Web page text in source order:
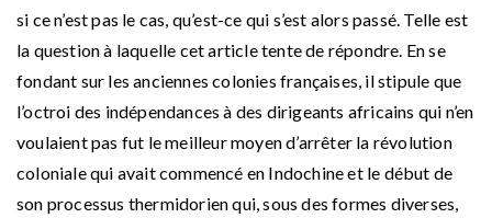
si ce n’est pas le cas, qu’est-ce qui s’est alors passé. Telle est
la question à laquelle cet article tente de répondre. En se
fondant sur les anciennes colonies françaises, il stipule que
l’octroi des indépendances à des dirigeants africains qui n’en
voulaient pas fut le meilleur moyen d’arrêter la révolution
coloniale qui avait commencé en Indochine et le début de
son processus thermidorien qui, sous des formes diverses,